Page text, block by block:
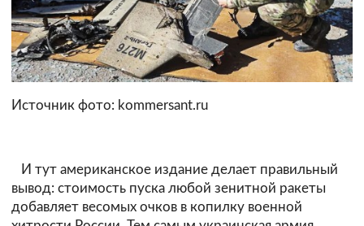
Источник фото: kommersant.ru
И тут американское издание делает правильный
вывод: стоимость пуска любой зенитной ракеты
добавляет весомых очков в копилку военной